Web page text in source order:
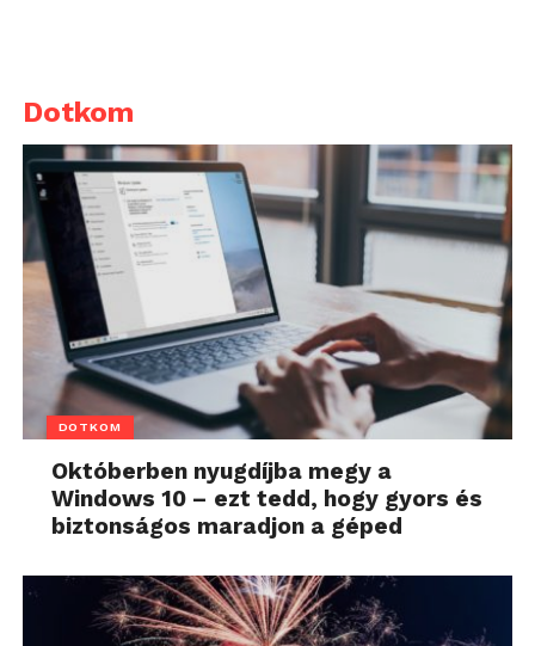
Dotkom
DOTKOM
Októberben nyugdíjba megy a
Windows 10 – ezt tedd, hogy gyors és
biztonságos maradjon a géped